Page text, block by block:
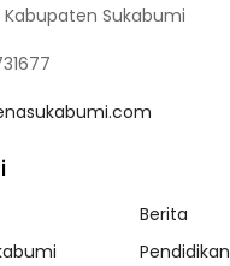
Sukabumi
Berita
Pendidikan